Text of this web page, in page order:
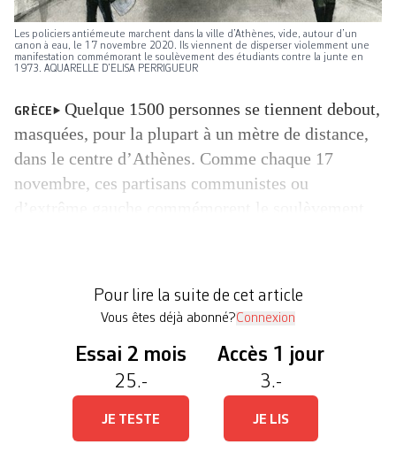
Les policiers antiémeute marchent dans la ville d’Athènes, vide, autour d’un
canon à eau, le 17 novembre 2020. Ils viennent de disperser violemment une
manifestation commémorant le soulèvement des étudiants contre la junte en
1973. AQUARELLE D’ELISA PERRIGUEUR
GRÈCE
Quelque 1500 personnes se tiennent debout,
masquées, pour la plupart à un mètre de distance,
dans le centre d’Athènes. Comme chaque 17
novembre, ces partisans communistes ou
silence […]
Pour lire la suite de cet article
Vous êtes déjà abonné?Connexion
Essai 2 mois
25.-
JE TESTE
Accès 1 jour
3.-
JE LIS